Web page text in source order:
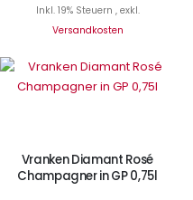
Inkl. 19% Steuern , exkl.
Versandkosten
IN DEN WARENKORB
Vranken Diamant Rosé
Champagner in GP 0,75l